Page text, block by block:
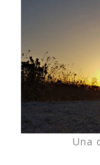
Una